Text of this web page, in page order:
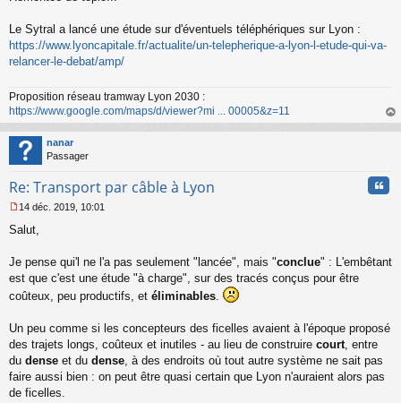
s
g
e
o
n
u
Le Sytral a lancé une étude sur d'éventuels téléphériques sur Lyon :
https://www.lyoncapitale.fr/actualite/un-telepherique-a-lyon-l-etude-qui-va-
relancer-le-debat/amp/
Proposition réseau tramway Lyon 2030 :
https://www.google.com/maps/d/viewer?mi ... 00005&z=11
au
nanar
Passager
Re: Transport par câble à Lyon
e
g
e
o
l
u
14 déc. 2019, 10:01
Salut,
Je pense qui'l ne l'a pas seulement "lancée", mais "conclue" : L'embêtant
est que c'est une étude "à charge", sur des tracés conçus pour être
coûteux, peu productifs, et éliminables
Un peu comme si les concepteurs des ficelles avaient à l'époque proposé
des trajets longs, coûteux et inutiles - au lieu de construire court , entre
du dense et du dense , à des endroits où tout autre système ne sait pas
faire aussi bien : on peut être quasi certain que Lyon n'auraient alors pas
de ficelles.